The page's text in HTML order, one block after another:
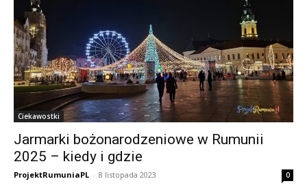
Ciekawostki
Jarmarki bożonarodzeniowe w Rumunii
2025 – kiedy i gdzie
ProjektRumuniaPL - 8 listopada 2023 0